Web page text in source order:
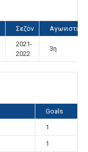
Σεζόν Αγωνιστική
2021-
2022
3η
Goals
1
1